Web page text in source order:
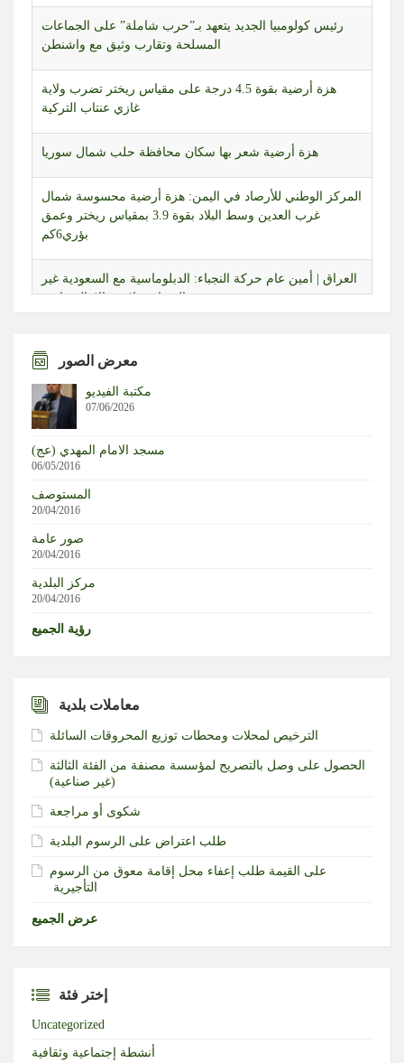
المسلحة وتقارب وثيق مع واشنطن
غازي عنتاب التركية
غرب العدين وسط البلاد بقوة 3.9 بمقياس ريختر وعمق
مجدية والصواريخ لا ترد إلا بالصواريخ
طائرات مسيّرة إسرائيلية تحلّق بشكل مكثف في أجواء قضاء
شركات الأسلحة تسريع الإنتاج والتسليم
فعل من الدول المجاورة
مستوطنون يشعلون النار بممتلكات الفلسطينيين خلال هجومهم
لمواجهة أزمات المنطقة
معرض الصور
مكتبة الفيديو
07/06/2026
مسجد الامام المهدي (عج)
06/05/2016
المستوصف
20/04/2016
صور عامة
20/04/2016
مركز البلدية
20/04/2016
رؤية الجميع
معاملات بلدية
الترخيص لمحلات ومحطات توزيع المحروقات السائلة
الحصول على وصل بالتصريح لمؤسسة مصنفة من الفئة الثالثة
(غير صناعية)‏
شكوى أو مراجعة
طلب اعتراض على الرسوم البلدية
طلب إعفاء محل إقامة معوق من الرسوم‎ ‎على القيمة
التأجيرية ‏
عرض الجميع
إختر فئة
Uncategorized
أنشطة إجتماعية وثقافية